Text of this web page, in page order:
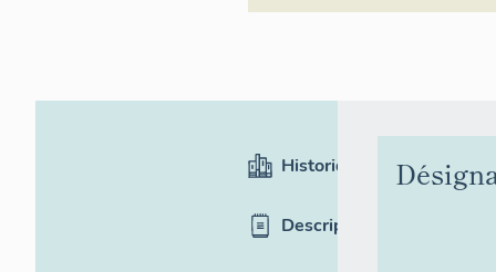
Historique
Description